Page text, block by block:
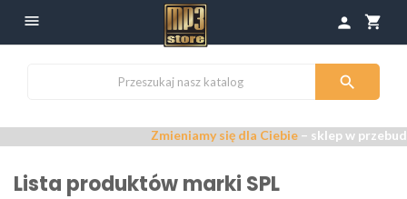
 shopping_cart
person

Zmieniamy się dla Ciebie– sklep w przebudowie
Lista produktów marki SPL